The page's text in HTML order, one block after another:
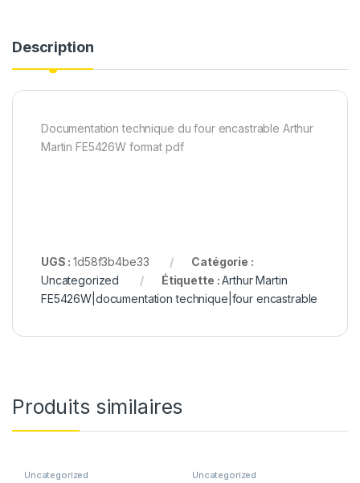
Description
Documentation technique du four encastrable Arthur
Martin FE5426W format pdf
UGS :1d58f3b4be33
Catégorie :
Uncategorized
Étiquette :Arthur Martin
FE5426W|documentation technique|four encastrable
Produits similaires
Uncategorized Uncategorized